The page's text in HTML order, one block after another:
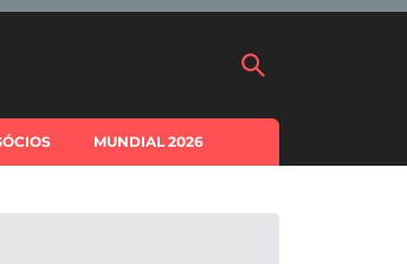
MUNDIAL 2026